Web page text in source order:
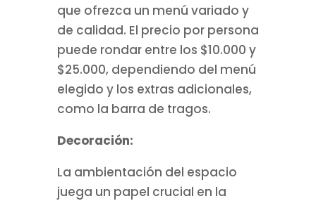
que ofrezca un menú variado y
de calidad. El precio por persona
puede rondar entre los $10.000 y
$25.000, dependiendo del menú
elegido y los extras adicionales,
como la barra de tragos.
Decoración:
La ambientación del espacio
juega un papel crucial en la